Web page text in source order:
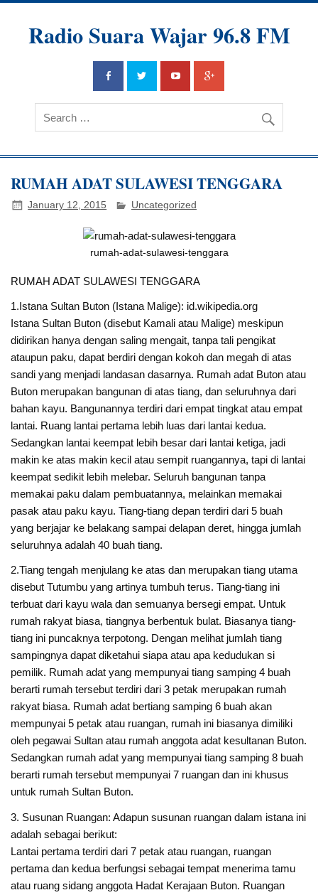
Radio Suara Wajar 96.8 FM
RUMAH ADAT SULAWESI TENGGARA
January 12, 2015 Uncategorized
rumah-adat-sulawesi-tenggara
RUMAH ADAT SULAWESI TENGGARA
1.Istana Sultan Buton (Istana Malige): id.wikipedia.org
Istana Sultan Buton (disebut Kamali atau Malige) meskipun
didirikan hanya dengan saling mengait, tanpa tali pengikat
ataupun paku, dapat berdiri dengan kokoh dan megah di atas
sandi yang menjadi landasan dasarnya. Rumah adat Buton atau
Buton merupakan bangunan di atas tiang, dan seluruhnya dari
bahan kayu. Bangunannya terdiri dari empat tingkat atau empat
lantai. Ruang lantai pertama lebih luas dari lantai kedua.
Sedangkan lantai keempat lebih besar dari lantai ketiga, jadi
makin ke atas makin kecil atau sempit ruangannya, tapi di lantai
keempat sedikit lebih melebar. Seluruh bangunan tanpa
memakai paku dalam pembuatannya, melainkan memakai
pasak atau paku kayu. Tiang-tiang depan terdiri dari 5 buah
yang berjajar ke belakang sampai delapan deret, hingga jumlah
seluruhnya adalah 40 buah tiang.
2.Tiang tengah menjulang ke atas dan merupakan tiang utama
disebut Tutumbu yang artinya tumbuh terus. Tiang-tiang ini
terbuat dari kayu wala dan semuanya bersegi empat. Untuk
rumah rakyat biasa, tiangnya berbentuk bulat. Biasanya tiang-
tiang ini puncaknya terpotong. Dengan melihat jumlah tiang
sampingnya dapat diketahui siapa atau apa kedudukan si
pemilik. Rumah adat yang mempunyai tiang samping 4 buah
berarti rumah tersebut terdiri dari 3 petak merupakan rumah
rakyat biasa. Rumah adat bertiang samping 6 buah akan
mempunyai 5 petak atau ruangan, rumah ini biasanya dimiliki
oleh pegawai Sultan atau rumah anggota adat kesultanan Buton.
Sedangkan rumah adat yang mempunyai tiang samping 8 buah
berarti rumah tersebut mempunyai 7 ruangan dan ini khusus
untuk rumah Sultan Buton.
3. Susunan Ruangan: Adapun susunan ruangan dalam istana ini
adalah sebagai berikut:
Lantai pertama terdiri dari 7 petak atau ruangan, ruangan
pertama dan kedua berfungsi sebagai tempat menerima tamu
atau ruang sidang anggota Hadat Kerajaan Buton. Ruangan